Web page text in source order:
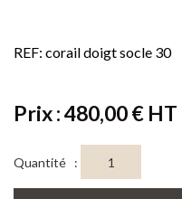
REF: corail doigt socle 30
Prix : 480,00 € HT
Quantité :